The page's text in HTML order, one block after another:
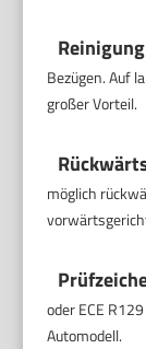
Bezügen. Auf
großer Vorteil.
möglich
oder ECE
Automodell.